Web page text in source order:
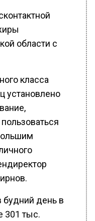
области с
класса
установлено
будний день в
301 тыс.